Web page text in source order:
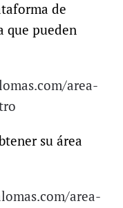
de
que pueden
area-
su área
area-